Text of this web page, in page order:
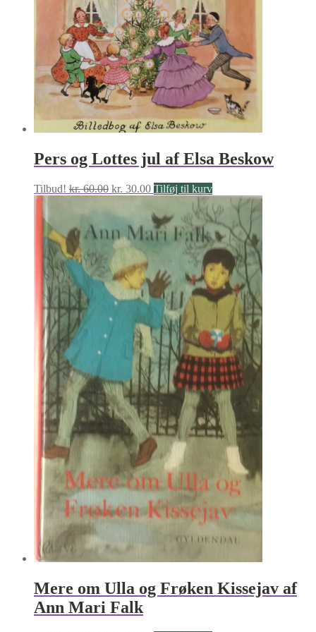
kr. 60.00.kr. 30.00.
Pers og Lottes jul af Elsa Beskow
Tilbud! kr.60.00 Den
pris
kr. 60.00.
kr. 30.00Den
pris
er:
kr. 30.00.
Tilføj til kurv
Mere om Ulla og Frøken Kissejav af
Ann Mari Falk